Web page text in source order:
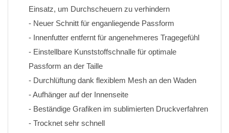
Einsatz, um Durchscheuern zu verhindern
- Neuer Schnitt für enganliegende Passform
- Innenfutter entfernt für angenehmeres Tragegefühl
- Einstellbare Kunststoffschnalle für optimale
Passform an der Taille
- Durchlüftung dank flexiblem Mesh an den Waden
- Aufhänger auf der Innenseite
- Trocknet sehr schnell